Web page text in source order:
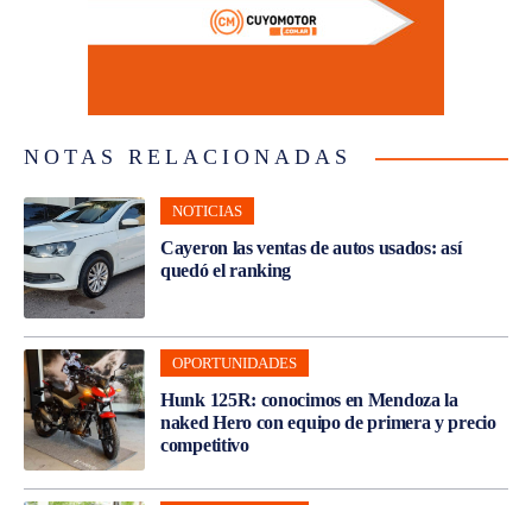
NOTAS RELACIONADAS
NOTICIAS
Cayeron las ventas de autos usados: así
quedó el ranking
OPORTUNIDADES
Hunk 125R: conocimos en Mendoza la
naked Hero con equipo de primera y precio
competitivo